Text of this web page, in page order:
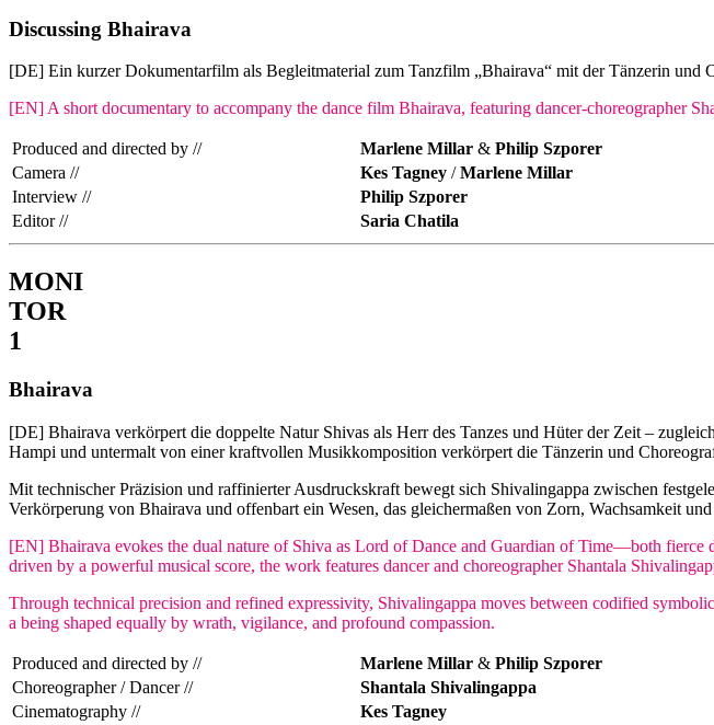
Discussing Bhairava
[DE] Ein kurzer Dokumentarfilm als Begleitmaterial zum Tanzfilm „Bhairava“ mit der Tänzerin und
[EN] A short documentary to accompany the dance film Bhairava, featuring dancer-choreographer
Produced and directed by // Marlene Millar & Philip Szporer
Camera //
Kes Tagney /Marlene Millar
Interview //
Philip Szporer
Editor //
Saria Chatila
MONI
TOR
1
Bhairava
[DE] Bhairava verkörpert die doppelte Natur Shivas als Herr des Tanzes und Hüter der Zeit –
Hampi und untermalt von einer kraftvollen Musikkomposition verkörpert die Tänzerin und
Mit technischer Präzision und raffinierter Ausdruckskraft bewegt sich Shivalingappa zwischen
Verkörperung von Bhairava und offenbart ein Wesen, das gleichermaßen von Zorn, Wachsamkeit
[EN] Bhairava evokes the dual nature of Shiva as Lord of Dance and Guardian of Time—both fierce
driven by a powerful musical score, the work features dancer and choreographer Shantala
Through technical precision and refined expressivity, Shivalingappa moves between codified
a being shaped equally by wrath, vigilance, and profound compassion.
Produced and directed by // Marlene Millar & Philip Szporer
Choreographer / Dancer //
Shantala Shivalingappa
Cinematography //
Kes Tagney